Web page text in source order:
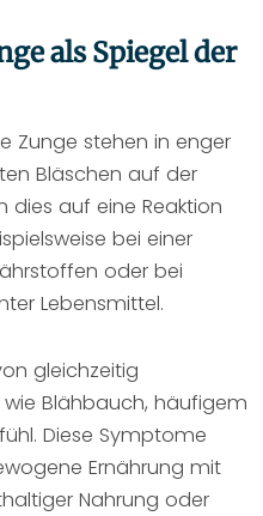
als Spiegel der
Zunge stehen in enger
Bläschen auf der
dies auf eine Reaktion
bei einer
oder bei
Lebensmittel.
gleichzeitig
Blähbauch, häufigem
Diese Symptome
Ernährung mit
Nahrung oder